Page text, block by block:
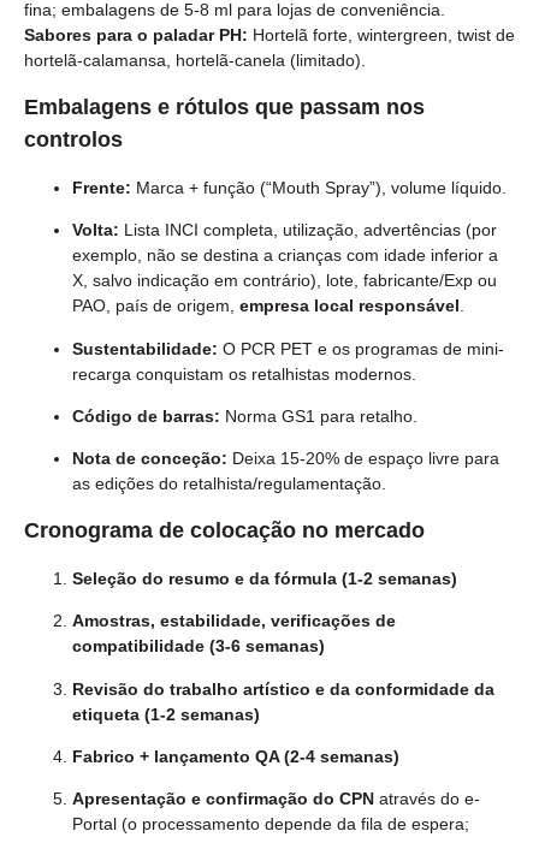
fina; embalagens de 5-8 ml para lojas de conveniência.
Sabores para o paladar PH: Hortelã forte, wintergreen, twist de
hortelã-calamansa, hortelã-canela (limitado).
Embalagens e rótulos que passam nos
controlos
Frente: Marca + função (“Mouth Spray”), volume líquido.
Volta: Lista INCI completa, utilização, advertências (por
exemplo, não se destina a crianças com idade inferior a
X, salvo indicação em contrário), lote, fabricante/Exp ou
PAO, país de origem, empresa local responsável
Sustentabilidade: O PCR PET e os programas de mini-
recarga conquistam os retalhistas modernos.
Código de barras: Norma GS1 para retalho.
Nota de conceção: Deixa 15-20% de espaço livre para
as edições do retalhista/regulamentação.
Cronograma de colocação no mercado
Seleção do resumo e da fórmula (1-2 semanas)
Amostras, estabilidade, verificações de
compatibilidade (3-6 semanas)
Revisão do trabalho artístico e da conformidade da
etiqueta (1-2 semanas)
Fabrico + lançamento QA (2-4 semanas)
Apresentação e confirmação do CPN através do e-
Portal (o processamento depende da fila de espera;